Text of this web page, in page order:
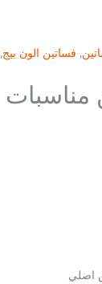
, فساتين الون بيج,
مناسبات
اصلي